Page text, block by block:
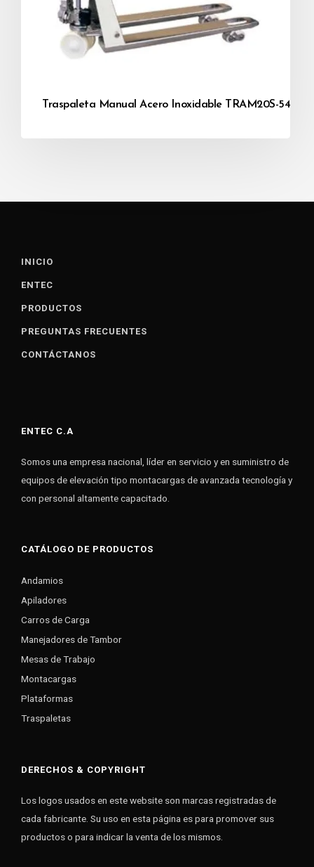
Traspaleta Manual Acero Inoxidable TRAM20S-54 /
INICIO
ENTEC
PRODUCTOS
PREGUNTAS FRECUENTES
CONTÁCTANOS
ENTEC C.A
Somos una empresa nacional, líder en servicio y en suministro de
equipos de elevación tipo montacargas de avanzada tecnología y
con personal altamente capacitado.
CATÁLOGO DE PRODUCTOS
Andamios
Apiladores
Carros de Carga
Manejadores de Tambor
Mesas de Trabajo
Montacargas
Plataformas
Traspaletas
DERECHOS & COPYRIGHT
Los logos usados en este website son marcas registradas de
cada fabricante. Su uso en esta página es para promover sus
productos o para indicar la venta de los mismos.